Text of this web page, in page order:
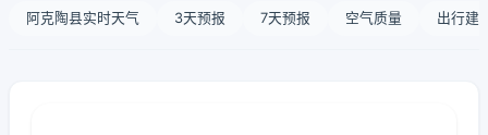
阿克陶县实时天气 3天预报 7天预报 空气质量 出行建